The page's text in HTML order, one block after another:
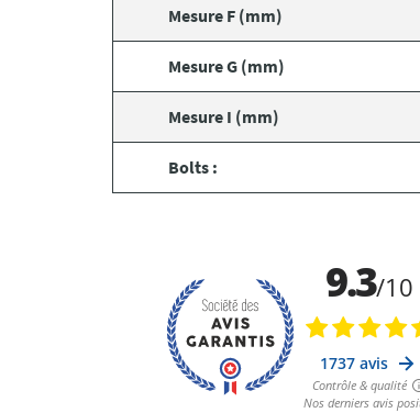
Mesure F (mm)
Mesure G (mm)
Mesure I (mm)
Bolts :